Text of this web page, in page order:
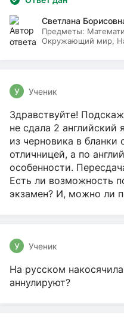
Светлана
Предметы:
Окружающий мир,
У Ученик
Здравствуйте!
не сдала 2 английский
из черновика в бланки
отличницей, а по
особенности.
Есть ли возможность
экзамен? И, можно ли
У Ученик
На русском
аннулируют?